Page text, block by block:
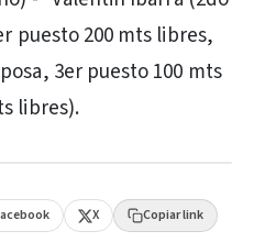
puesto 200 mts libres,
3er puesto 100 mts
libres).
X Copiar link